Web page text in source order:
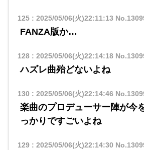
125: 2025/05/06(火)22:11:13
FANZA版か…
128: 2025/05/06(火)22:14:18
ハズレ曲殆どないよね
130 : 2025/05/06(火)22:14:46
楽曲のプロデューサー陣が今
っかりですごいよね
129: 2025/05/06(火)22:14:30